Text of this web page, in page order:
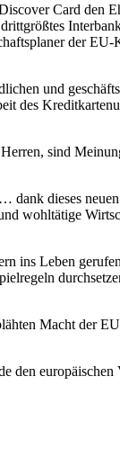
Card den
der
und
des
sind
dank dieses
wohltätige
ins Leben
Macht der
europäischen